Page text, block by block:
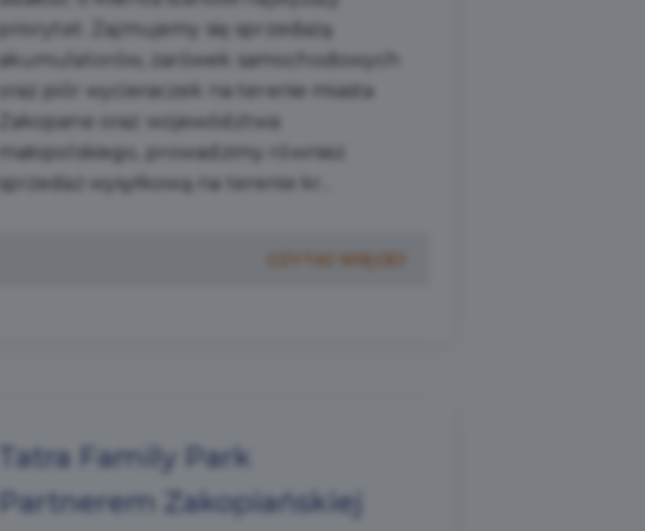
Zajmujemy się sprzedażą
żarówek samochodowych
piór wycieraczek na terenie miasta
oraz województwa
prowadzimy również
wysyłkową na terenie kr...
CZYTAJ WIĘCEJ
Family Park
Zakopiańskiej